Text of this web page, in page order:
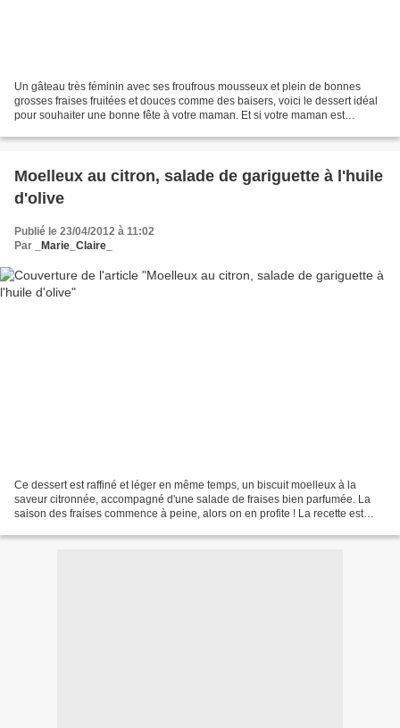
Un gâteau très féminin avec ses froufrous mousseux et plein de bonnes
grosses fraises fruitées et douces comme des baisers, voici le dessert idéal
pour souhaiter une bonne fête à votre maman. Et si votre maman est
Moelleux au citron, salade de gariguette à l'huile
d'olive
Publié le 23/04/2012 à 11:02
Par
_Marie_Claire_
Ce dessert est raffiné et léger en même temps, un biscuit moelleux à la
saveur citronnée, accompagné d'une salade de fraises bien parfumée. La
saison des fraises commence à peine, alors on en profite ! La recette est